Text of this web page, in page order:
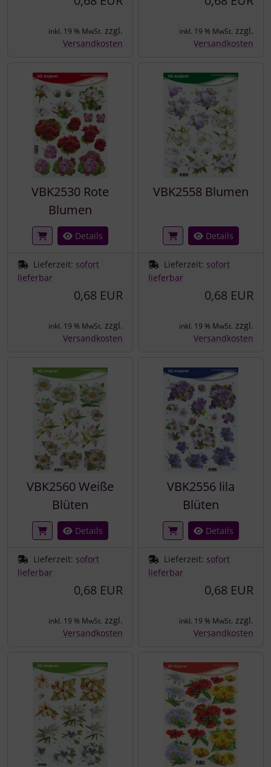
inkl. 19 % MwSt. zzgl.
Versandkosten
inkl. 19 % MwSt. zzgl.
Versandkosten
VBK2530 Rote
Blumen
Details
Lieferzeit: sofort
lieferbar
0,68 EUR
inkl. 19 % MwSt. zzgl.
Versandkosten
VBK2558 Blumen
Details
Lieferzeit: sofort
lieferbar
0,68 EUR
inkl. 19 % MwSt. zzgl.
Versandkosten
VBK2560 Weiße
Blüten
Details
Lieferzeit: sofort
lieferbar
0,68 EUR
inkl. 19 % MwSt. zzgl.
Versandkosten
VBK2556 lila
Blüten
Details
Lieferzeit: sofort
lieferbar
0,68 EUR
inkl. 19 % MwSt. zzgl.
Versandkosten